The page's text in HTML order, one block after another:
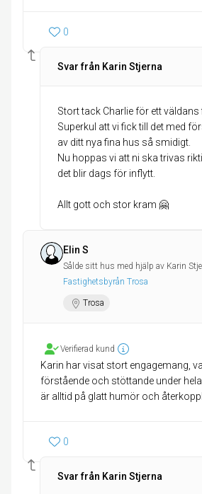
0
Svar från Karin Stjerna
Stort tack Charlie för ett
Superkul att vi fick till det med
av ditt nya fina hus så smidigt.
Nu hoppas vi att ni ska trivas
det blir dags för inflytt.
Allt gott och stor kram 🤗
Elin S
Sålde sitt hus med hjälp av Karin
Fastighetsbyrån Trosa
Trosa
Verifierad kund
Karin har visat stort engagemang,
förstående och stöttande under
är alltid på glatt humör och
0
Svar från Karin Stjerna